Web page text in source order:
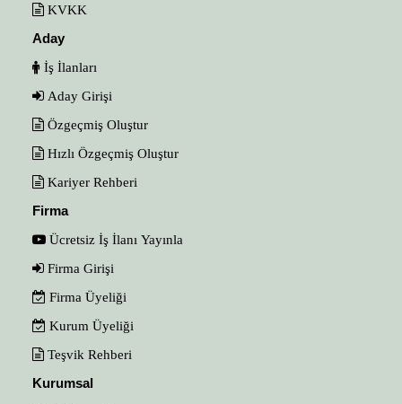
KVKK
Aday
İş İlanları
Aday Girişi
Özgeçmiş Oluştur
Hızlı Özgeçmiş Oluştur
Kariyer Rehberi
Firma
Ücretsiz İş İlanı Yayınla
Firma Girişi
Firma Üyeliği
Kurum Üyeliği
Teşvik Rehberi
Kurumsal